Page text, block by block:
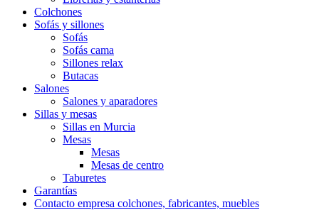
Colchones
Sofás y sillones
Sofás
Sofás cama
Sillones relax
Butacas
Salones
Salones y aparadores
Sillas y mesas
Sillas en Murcia
Mesas
Mesas
Mesas de centro
Taburetes
Garantías
Contacto empresa colchones, fabricantes, muebles